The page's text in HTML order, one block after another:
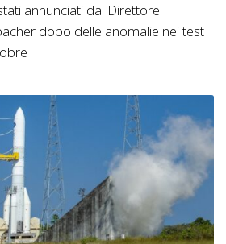
annunciati dal Direttore
dopo delle anomalie nei test